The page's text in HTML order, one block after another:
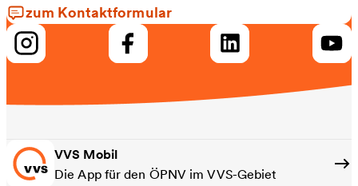
zum Kontaktformular
VVS Mobil
Die App für den ÖPNV im VVS-Gebiet